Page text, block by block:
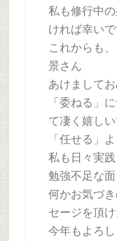
私も修行中
ければ幸い
これからも
景さん
あけまして
「委ねる」
て凄く嬉しい
「任せる」
私も日々実
勉強不足な
何かお気づ
セージを頂
今年もよろ